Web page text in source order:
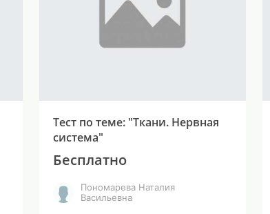
Тест по теме: "Ткани. Нервная
система"
Бесплатно
Пономарева Наталия
Васильевна